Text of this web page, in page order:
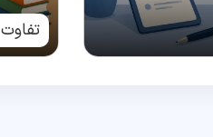
تفاوت error و mistake چیست؟